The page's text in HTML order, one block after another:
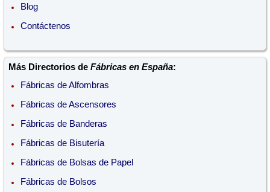
Blog
Contáctenos
Más Directorios de Fábricas en España:
Fábricas de Alfombras
Fábricas de Ascensores
Fábricas de Banderas
Fábricas de Bisutería
Fábricas de Bolsas de Papel
Fábricas de Bolsos